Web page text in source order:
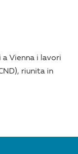
a Vienna i lavori
riunita in